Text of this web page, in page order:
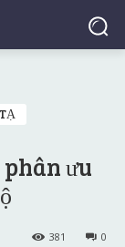
phân ưu
0
381